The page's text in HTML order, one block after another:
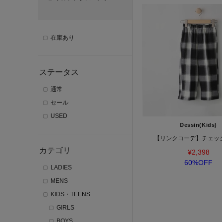
在庫あり
ステータス
通常
セール
USED
カテゴリ
LADIES
MENS
KIDS・TEENS
GIRLS
Dessin(Kids)
【リンクコーデ】チェッ
¥2,398
60%OFF